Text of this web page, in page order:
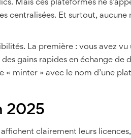
Mais ces plateformes ne
centralisées. Et surtout, aucune
La première : vous avez
gains rapides en échange de
minter » avec le nom d’une
2025
clairement leurs